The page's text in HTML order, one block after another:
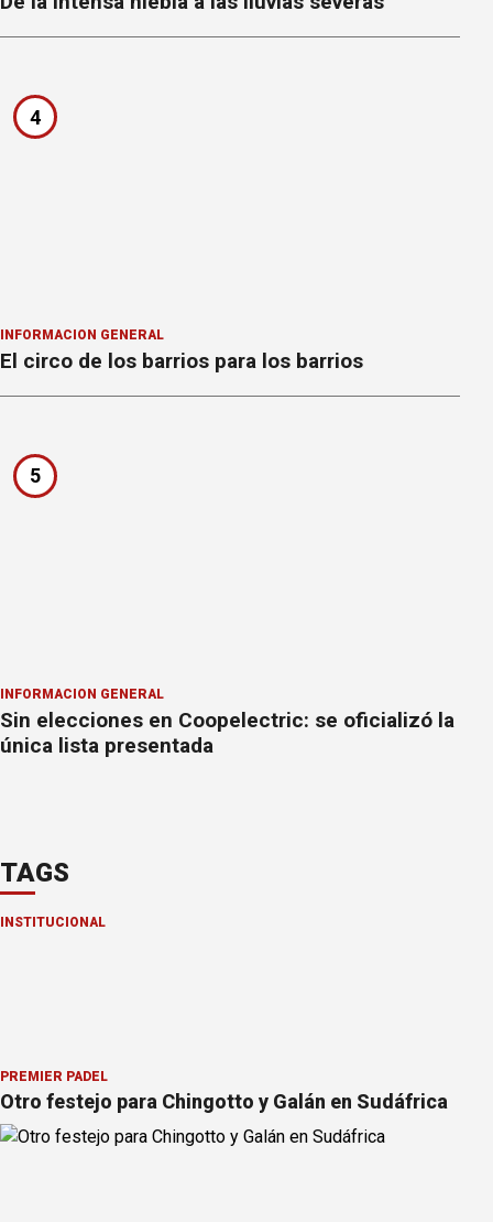
4
INFORMACION GENERAL
El circo de los barrios para los barrios
5
INFORMACION GENERAL
Sin elecciones en Coopelectric: se oficializó la
única lista presentada
TAGS
INSTITUCIONAL
PREMIER PÁDEL
Otro festejo para Chingotto y Galán en Sudáfrica